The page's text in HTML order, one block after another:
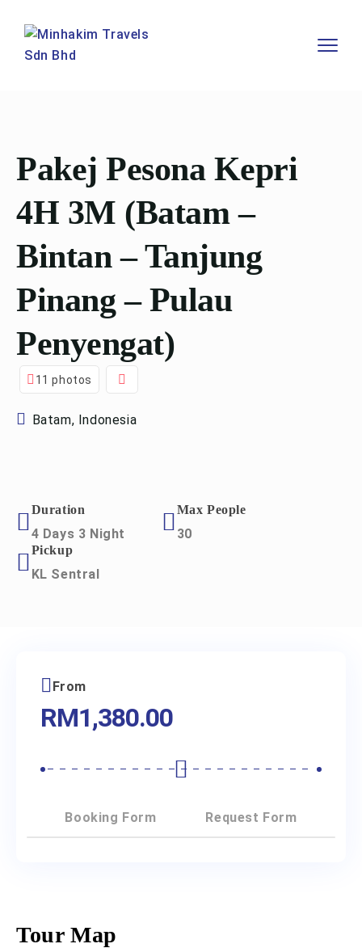
Pakej Pesona Kepri
4H 3M (Batam –
Bintan – Tanjung
Pinang – Pulau
Penyengat)
11 photos
Batam, Indonesia
Duration
4 Days 3 Night
Max People
30
Pickup
KL Sentral
Tour Map
From
RM1,380.00
Booking Form Request Form